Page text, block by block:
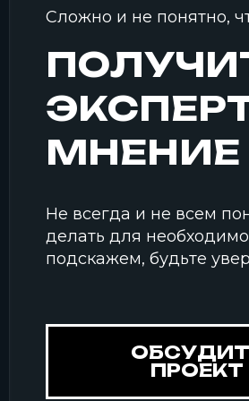
Сложно и не понятно,
МНЕНИЕ
Не всегда и не всем
делать для
подскажем, будьте
ПРОЕКТ